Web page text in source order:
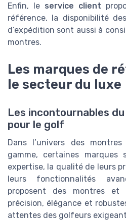
Enfin, le service client
référence, la disponibilité
d’expédition sont aussi à
montres.
Les marques de
le secteur du luxe
Les incontournables
pour le golf
Dans l’univers des
gamme, certaines
expertise, la qualité de leurs
leurs fonctionnalités
proposent des montres et
précision, élégance et
attentes des golfeurs